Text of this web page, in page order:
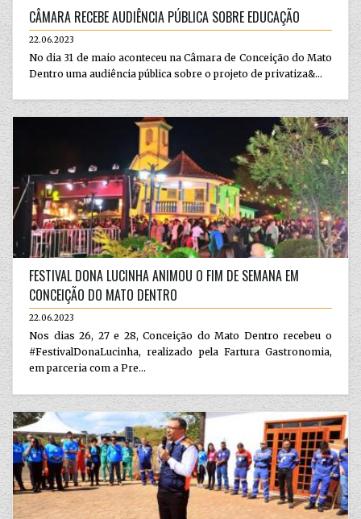
CÂMARA RECEBE AUDIÊNCIA PÚBLICA SOBRE EDUCAÇÃO
22.06.2023
No dia 31 de maio aconteceu na Câmara de Conceição do Mato
Dentro uma audiência pública sobre o projeto de privatiza&...
FESTIVAL DONA LUCINHA ANIMOU O FIM DE SEMANA EM
CONCEIÇÃO DO MATO DENTRO
22.06.2023
Nos dias 26, 27 e 28, Conceição do Mato Dentro recebeu o
#FestivalDonaLucinha, realizado pela Fartura Gastronomia,
em parceria com a Pre...